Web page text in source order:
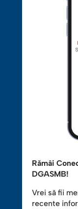
Rămâi
DGASMB!
Vrei să fii
recente